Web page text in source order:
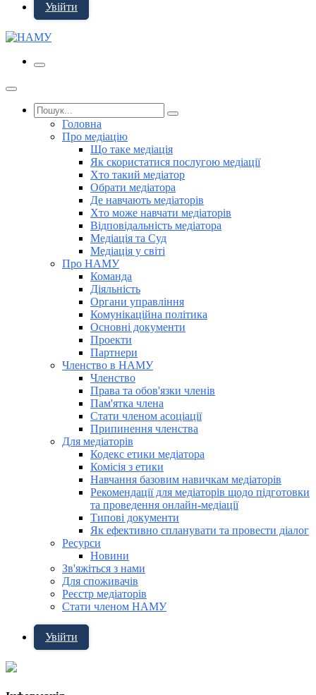
Увійти
Головна
Про медіацію
Що таке медіація
Як скористатися послугою медіації
Хто такий медіатор
Обрати медіатора
Де навчають медіаторів
Хто може навчати медіаторів
Відповідальність медіатора
Медіація та Суд
Медіація у світі
Про НАМУ
Команда
Діяльність
Органи управління
Комунікаційна політика
Основні документи
Проекти
Партнери
Членство в НАМУ
Членство
Права та обов'язки членів
Пам'ятка члена
Стати членом асоціації
Припинення членства
Для медіаторів
Кодекс етики медіатора
Комісія з етики
Навчання базовим навичкам медіаторів
Рекомендації для медіаторів щодо підготовки
та проведення онлайн-медіації
Типові документи
Як ефективно спланувати та провести діалог
Ресурси
Новини
Зв'яжіться з нами
Для споживачів
Реєстр медіаторів
Стати членом НАМУ
Увійти